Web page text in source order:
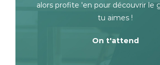
alors profite 'en pour découvrir le
tu aimes !
On t'attend